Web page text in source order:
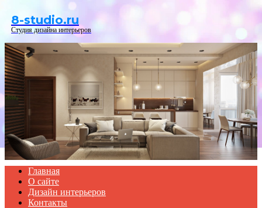
8-studio.ru
Студия дизайна интерьеров
Главная
О сайте
Дизайн интерьеров
Контакты